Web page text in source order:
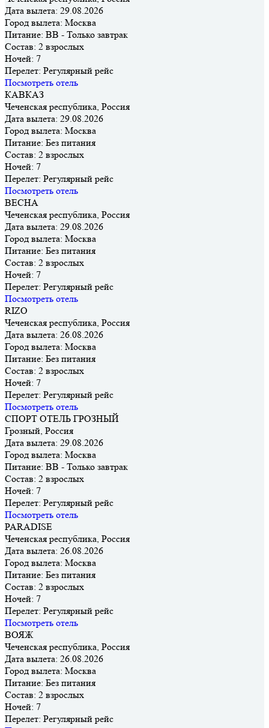
Дата вылета: 29.08.2026
Город вылета: Москва
Питание: BB - Только завтрак
Состав: 2 взрослых
Ночей: 7
Перелет: Регулярный рейс
Посмотреть отель
КАВКАЗ
Чеченская республика, Россия
Дата вылета: 29.08.2026
Город вылета: Москва
Питание: Без питания
Состав: 2 взрослых
Ночей: 7
Перелет: Регулярный рейс
Посмотреть отель
ВЕСНА
Чеченская республика, Россия
Дата вылета: 29.08.2026
Город вылета: Москва
Питание: Без питания
Состав: 2 взрослых
Ночей: 7
Перелет: Регулярный рейс
Посмотреть отель
RIZO
Чеченская республика, Россия
Дата вылета: 26.08.2026
Город вылета: Москва
Питание: Без питания
Состав: 2 взрослых
Ночей: 7
Перелет: Регулярный рейс
Посмотреть отель
СПОРТ ОТЕЛЬ ГРОЗНЫЙ
Грозный, Россия
Дата вылета: 29.08.2026
Город вылета: Москва
Питание: BB - Только завтрак
Состав: 2 взрослых
Ночей: 7
Перелет: Регулярный рейс
Посмотреть отель
PARADISE
Чеченская республика, Россия
Дата вылета: 26.08.2026
Город вылета: Москва
Питание: Без питания
Состав: 2 взрослых
Ночей: 7
Перелет: Регулярный рейс
Посмотреть отель
ВОЯЖ
Чеченская республика, Россия
Дата вылета: 26.08.2026
Город вылета: Москва
Питание: Без питания
Состав: 2 взрослых
Ночей: 7
Перелет: Регулярный рейс